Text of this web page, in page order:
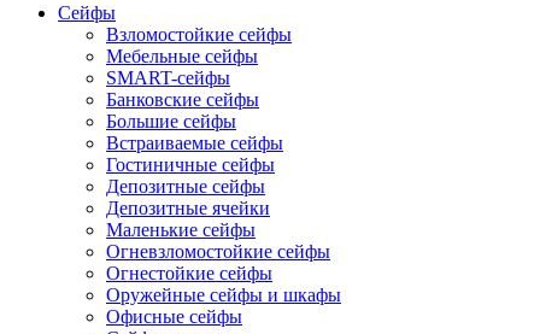
Сейфы
Взломостойкие сейфы
Мебельные сейфы
SMART-сейфы
Банковские сейфы
Большие сейфы
Встраиваемые сейфы
Гостиничные сейфы
Депозитные сейфы
Депозитные ячейки
Маленькие сейфы
Огневзломостойкие сейфы
Огнестойкие сейфы
Оружейные сейфы и шкафы
Офисные сейфы